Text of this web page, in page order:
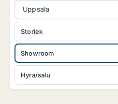
Uppsala
Showroom
Hyra/salu
Storlek